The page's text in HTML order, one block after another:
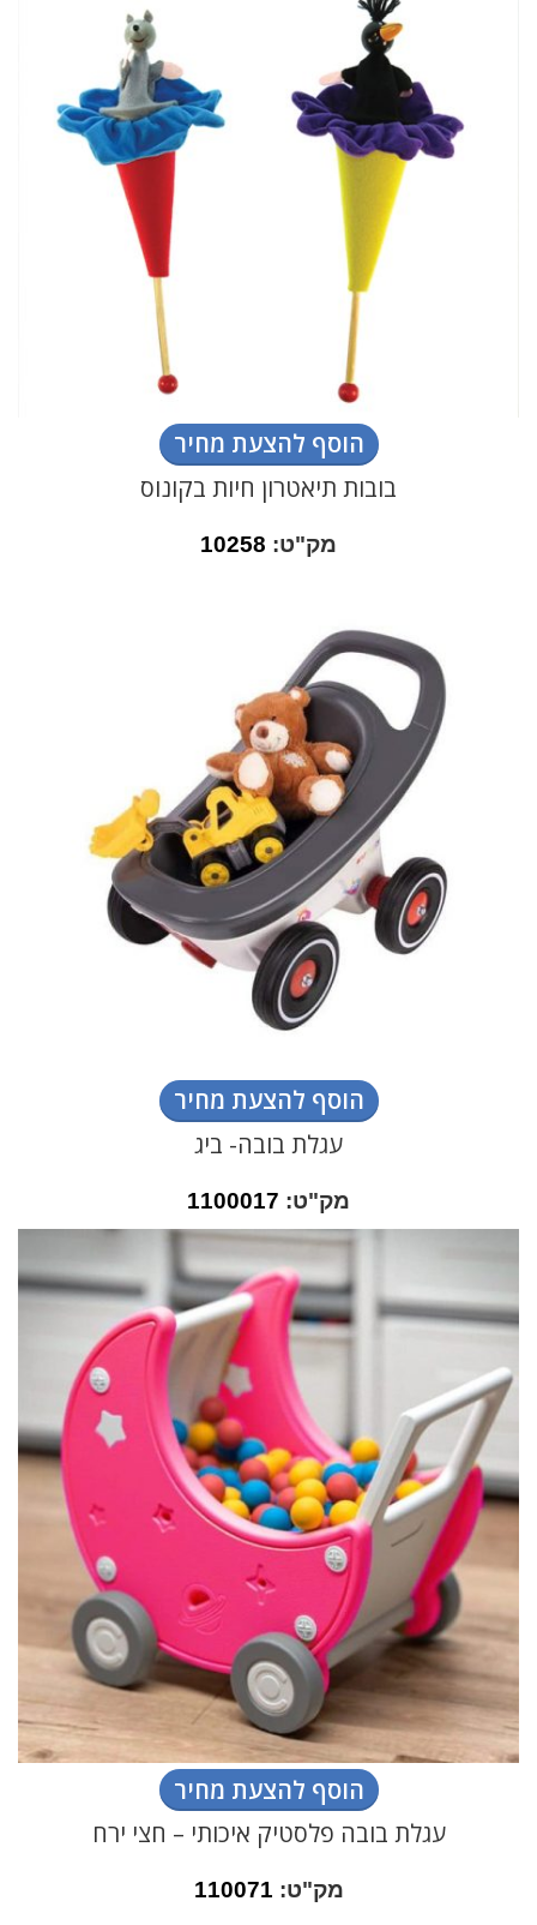
הוסף להצעת מחיר
בובות תיאטרון חיות בקונוס
מק"ט: 10258
הוסף להצעת מחיר
עגלת בובה- ביג
מק"ט: 1100017
הוסף להצעת מחיר
עגלת בובה פלסטיק איכותי – חצי ירח
מק"ט: 110071